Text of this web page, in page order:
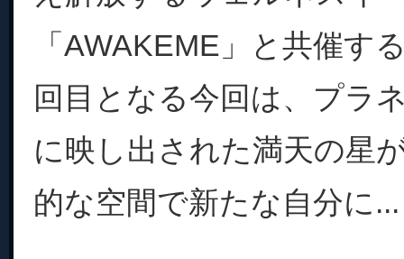
「AWAKEME」と共催す
回目となる今回は、プラ
に映し出された満天の星
的な空間で新たな自分に...